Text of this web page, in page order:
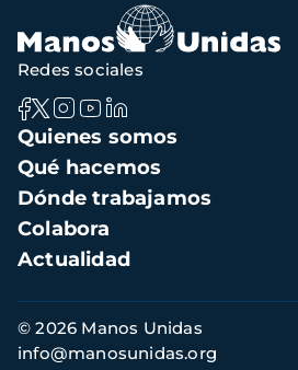
Navegación
principal
Quienes somos
Qué hacemos
Dónde trabajamos
Colabora
Actualidad
Redes sociales
Información
de
© 2026 Manos Unidas
info@manosunidas.org